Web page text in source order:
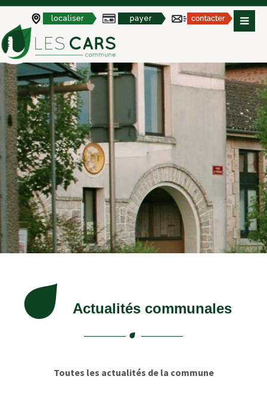
Actualités communales
Toutes les actualités de la commune
Panneau de gestion des cookies